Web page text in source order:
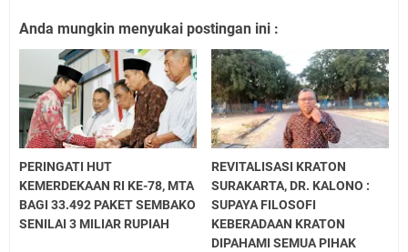
Anda mungkin menyukai postingan ini :
PERINGATI HUT
KEMERDEKAAN RI KE-78, MTA
BAGI 33.492 PAKET SEMBAKO
SENILAI 3 MILIAR RUPIAH
REVITALISASI KRATON
SURAKARTA, DR. KALONO :
SUPAYA FILOSOFI
KEBERADAAN KRATON
DIPAHAMI SEMUA PIHAK